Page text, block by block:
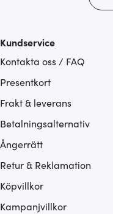
Kundservice
Kontakta oss / FAQ
Presentkort
Frakt & leverans
Betalningsalternativ
Ångerrätt
Retur & Reklamation
Köpvillkor
Kampanjvillkor